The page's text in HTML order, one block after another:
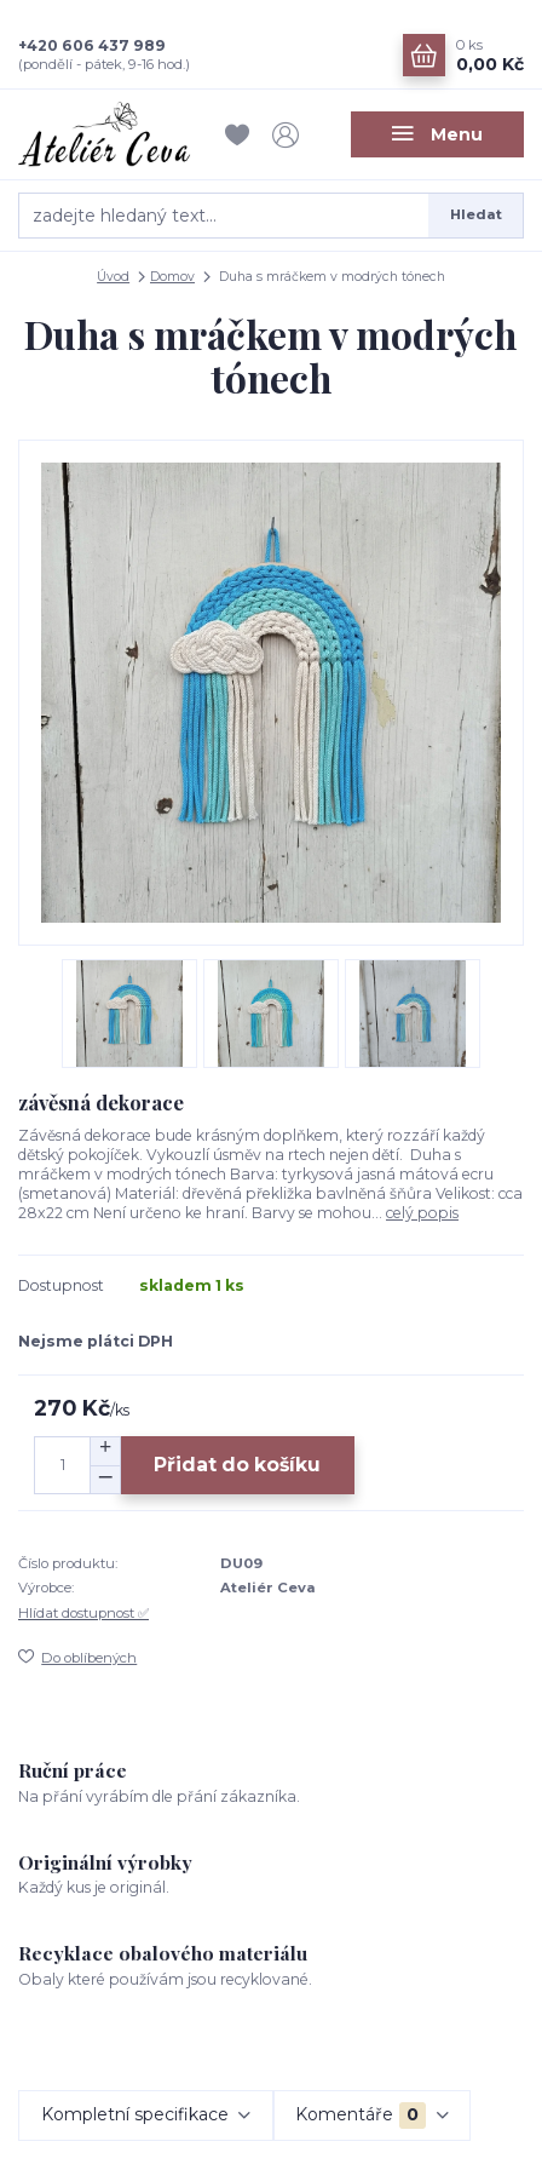
Menu
Hledat
+420 606 437 989
(pondělí - pátek, 9-16 hod.)
0 ks
0,00 Kč
Úvod Domov Duha s mráčkem v modrých tónech
Duha s mráčkem v modrých
tónech
závěsná dekorace
Závěsná dekorace bude krásným doplňkem, který rozzáří každý
dětský pokojíček. Vykouzlí úsměv na rtech nejen dětí. Duha s
mráčkem v modrých tónech Barva: tyrkysová jasná mátová ecru
(smetanová) Materiál: dřevěná překližka bavlněná šňůra Velikost: cca
28x22 cm Není určeno ke hraní. Barvy se mohou... celý popis
Dostupnost skladem 1 ks
Nejsme plátci DPH
270 Kč/ks
Přidat do košíku
Číslo produktu:
DU09
Výrobce:
Ateliér Ceva
Hlídat dostupnost ✅
Do oblíbených
Ruční práce
Na přání vyrábím dle přání zákazníka.
Originální výrobky
Každý kus je originál.
Recyklace obalového materiálu
Obaly které používám jsou recyklované.
Kompletní specifikace Komentáře 0